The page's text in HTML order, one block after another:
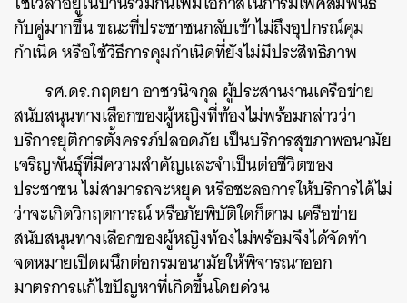
กับคู่มากขึ้น ขณะที่ประชาชนกลับเข้าไม่ถึงอุปกรณ์คุม
กำเนิด หรือใช้วิธีการคุมกำเนิดที่ยังไม่มีประสิทธิภาพ
รศ.ดร.กฤตยา อาชวนิจกุล ผู้ประสานงานเครือข่าย
สนับสนุนทางเลือกของผู้หญิงที่ท้องไม่พร้อมกล่าวว่า
บริการยุติการตั้งครรภ์ปลอดภัย เป็นบริการสุขภาพอนามัย
เจริญพันธุ์ที่มีความสำคัญและจำเป็นต่อชีวิตของ
ประชาชน ไม่สามารถจะหยุด หรือชะลอการให้บริการได้ไม่
ว่าจะเกิดวิกฤตการณ์ หรือภัยพิบัติใดก็ตาม เครือข่าย
สนับสนุนทางเลือกของผู้หญิงท้องไม่พร้อมจึงได้จัดทำ
จดหมายเปิดผนึกต่อกรมอนามัยให้พิจารณาออก
มาตรการแก้ไขปัญหาที่เกิดขึ้นโดยด่วน